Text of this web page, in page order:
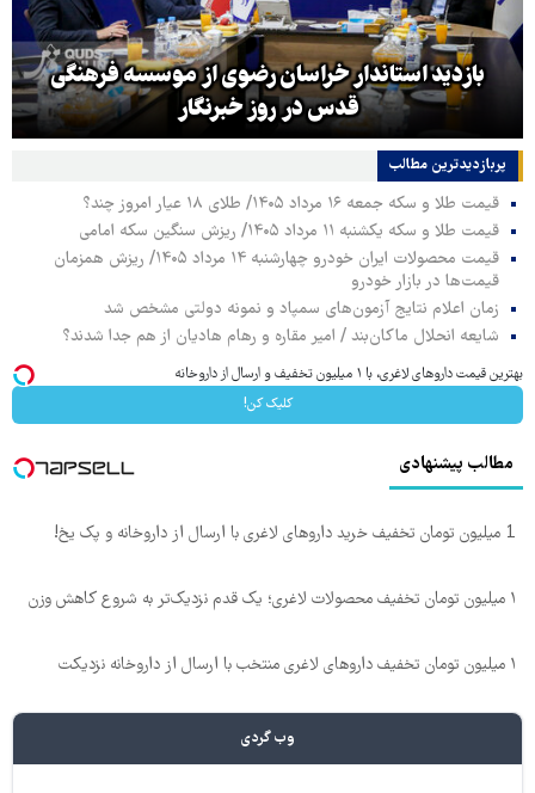
بازدید استاندار خراسان رضوی از موسسه فرهنگی
قدس در روز خبرنگار
پربازدیدترین‌ مطالب
قیمت طلا و سکه جمعه ۱۶ مرداد ۱۴۰۵/ طلای ۱۸ عیار امروز چند؟
قیمت طلا و سکه یکشنبه ۱۱ مرداد ۱۴۰۵/ ریزش سنگین سکه امامی
قیمت محصولات ایران خودرو چهارشنبه ۱۴ مرداد ۱۴۰۵/ ریزش همزمان
قیمت‌ها در بازار خودرو
زمان اعلام نتایج آزمون‌های سمپاد و نمونه دولتی مشخص شد
شایعه انحلال ماکان‌بند / امیر مقاره و رهام هادیان از هم جدا شدند؟
بهترین قیمت داروهای لاغری، با ۱ میلیون تخفیف و ارسال از داروخانه‌
کلیک کن!
مطالب پیشنهادی
1 میلیون تومان تخفیف خرید داروهای لاغری با ارسال از داروخانه و پک یخ!
۱ میلیون تومان تخفیف محصولات لاغری؛ یک قدم نزدیک‌تر به شروع کاهش وزن
۱ میلیون تومان تخفیف داروهای لاغری منتخب با ارسال از داروخانه نزدیکت
وب گردی